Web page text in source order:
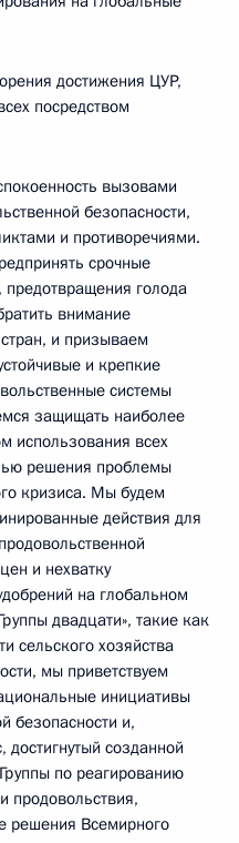
достижения ЦУР,
посредством
вызовами
безопасности,
и противоречиями.
срочные
голода
внимание
и призываем
и крепкие
системы
защищать наиболее
использования всех
решения проблемы
кризиса. Мы будем
действия для
и нехватку
на глобальном
двадцати», такие как
сельского хозяйства
мы приветствуем
инициативы
безопасности и,
достигнутый созданной
по реагированию
продовольствия,
решения Всемирного